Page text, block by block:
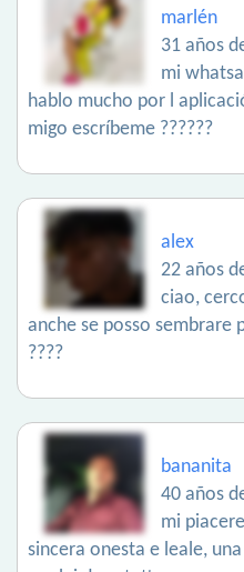
marlén
31 años
mi
hablo mucho por l
migo escríbeme ??????
alex
22 años
ciao,
anche se posso
????
bananita
40 años
mi
sincera onesta e leale,